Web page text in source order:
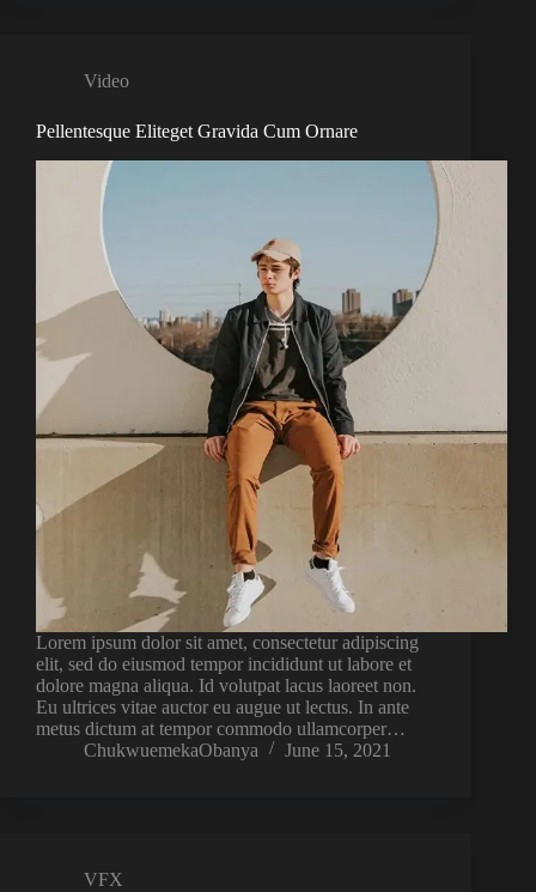
Video
Pellentesque Eliteget Gravida Cum Ornare
Lorem ipsum dolor sit amet, consectetur adipiscing
elit, sed do eiusmod tempor incididunt ut labore et
dolore magna aliqua. Id volutpat lacus laoreet non.
Eu ultrices vitae auctor eu augue ut lectus. In ante
metus dictum at tempor commodo ullamcorper…
ChukwuemekaObanya
June 15, 2021
VFX